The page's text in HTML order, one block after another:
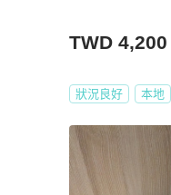
TWD 4,200
狀況良好 本地